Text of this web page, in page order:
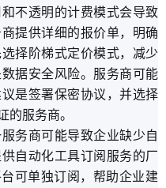
不透明的计费模式会导致
提供详细的报价单，明确
择阶梯式定价模式，减少
据安全风险。服务商可能
是签署保密协议，并选择
服务商。
务商可能导致企业缺少自
自动化工具订阅服务的厂
可单独订阅，帮助企业建